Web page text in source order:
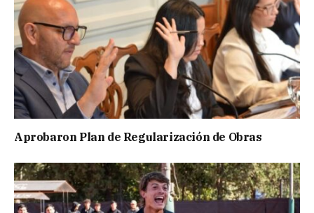
Aprobaron Plan de Regularización de Obras